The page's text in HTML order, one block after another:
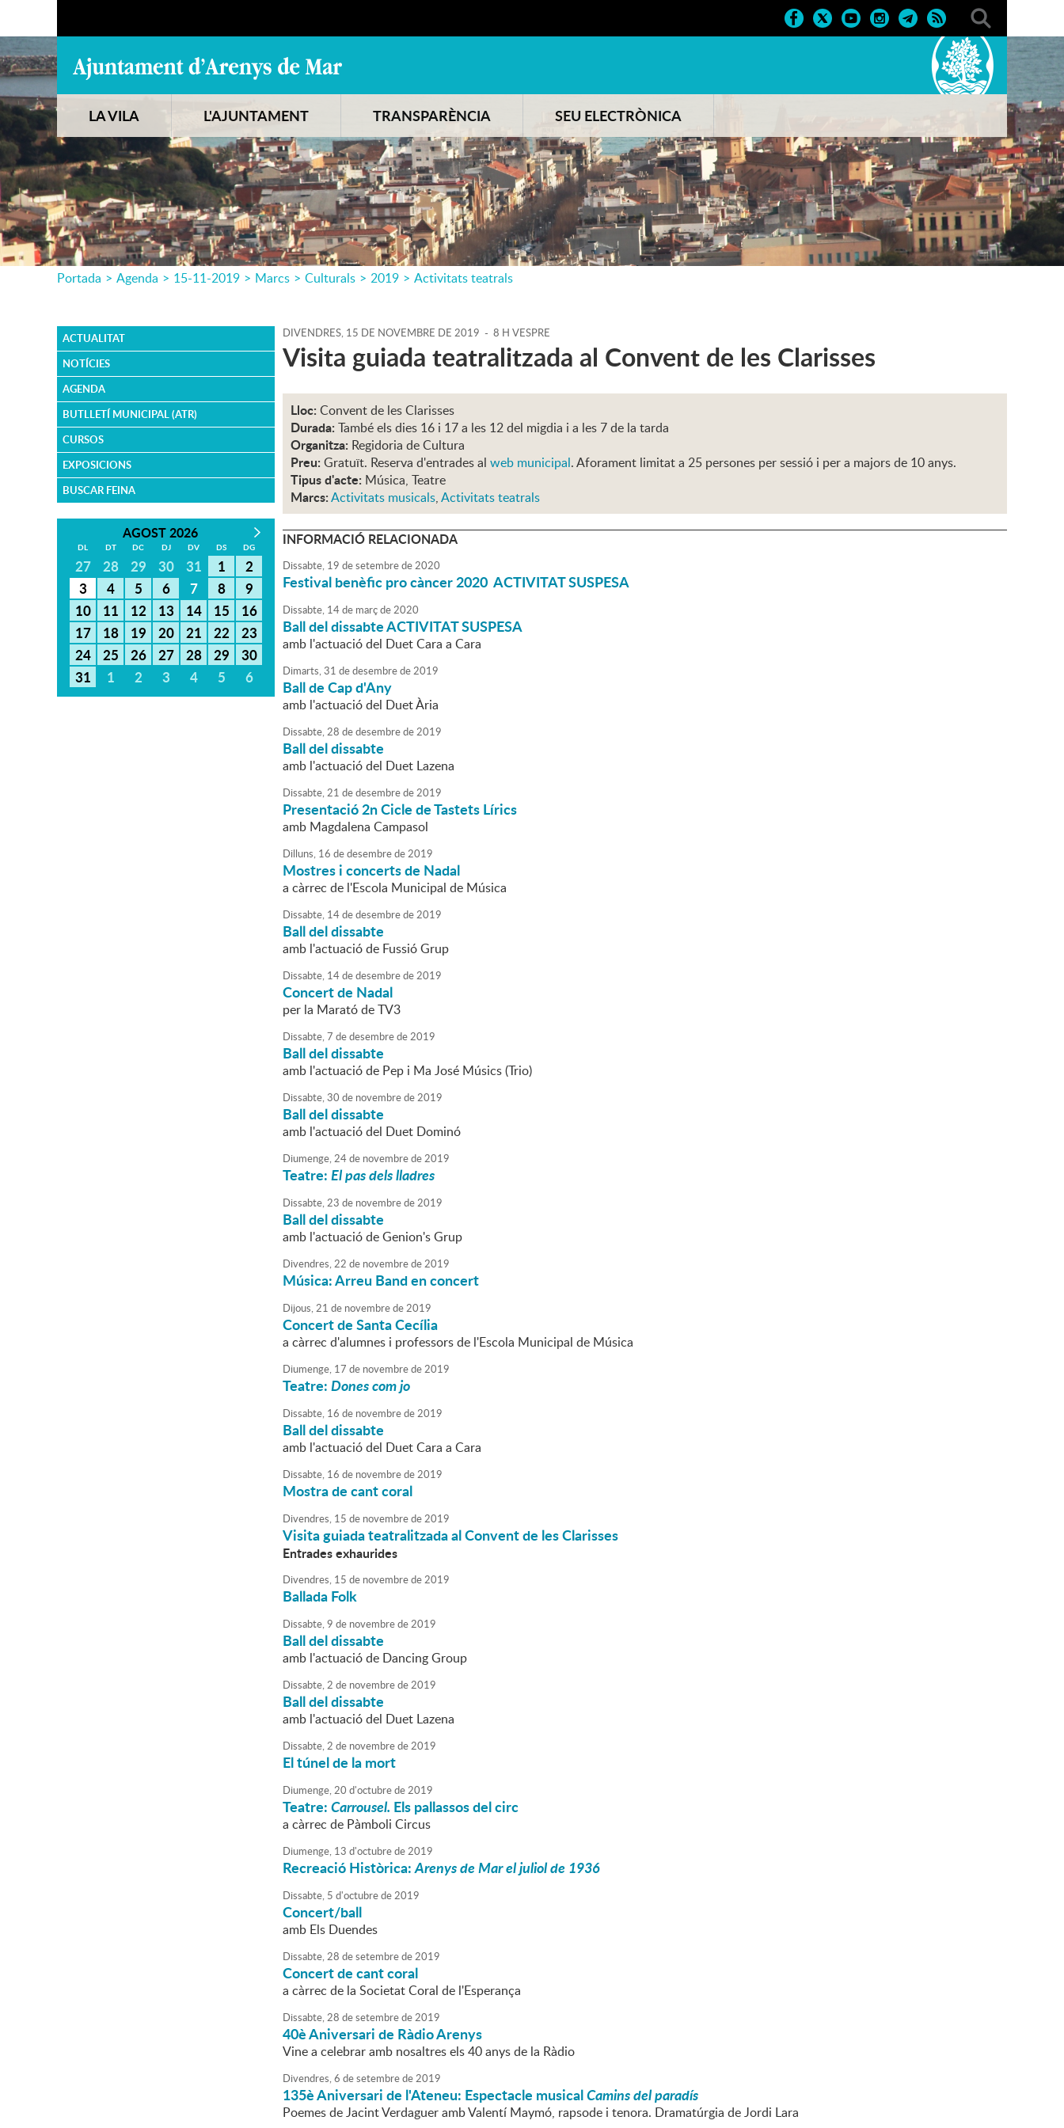
LA VILA L'AJUNTAMENT TRANSPARÈNCIA SEU ELECTRÒNICA
Portada > Agenda > 15-11-2019 > Marcs > Culturals > 2019 > Activitats teatrals
ACTUALITAT
NOTÍCIES
AGENDA
BUTLLETÍ MUNICIPAL (ATR)
CURSOS
EXPOSICIONS
BUSCAR FEINA
AGOST 2026
DL DT DC DJ DV DS DG
27 28 29 30 31 1
2
3
4 5 6 7 8
9
10
11 12 13 14 15
16
17
18 19 20 21 22
23
24
25 26 27 28 29
30
31
1 2 3 4 5 6
DIVENDRES, 15 DE NOVEMBRE DE 2019 - 8 H VESPRE
Visita guiada teatralitzada al Convent de les Clarisses
Lloc: Convent de les Clarisses
Durada: També els dies 16 i 17 a les 12 del migdia i a les 7 de la tarda
Organitza: Regidoria de Cultura
Preu: Gratuït. Reserva d'entrades al web municipal. Aforament limitat a 25 persones per sessió i per a majors de 10 anys.
Tipus d'acte: Música, Teatre
Marcs:Activitats musicals,Activitats teatrals
INFORMACIÓ RELACIONADA
Dissabte, 19 desetembrede2020
Festival benèfic pro càncer 2020 ACTIVITAT SUSPESA
Dissabte, 14de marçde2020
Ball del dissabte ACTIVITAT SUSPESA
amb l'actuació del Duet Cara a Cara
Dimarts,31 dedesembrede2019
Ball de Cap d'Any
amb l'actuació del Duet Ària
Dissabte,28 dedesembrede2019
Ball del dissabte
amb l'actuació del Duet Lazena
Dissabte,21 dedesembrede2019
Presentació 2n Cicle de Tastets Lírics
amb Magdalena Campasol
Dilluns, 16 dedesembrede2019
Mostres i concerts de Nadal
a càrrec de l'Escola Municipal de Música
Dissabte, 14dedesembrede2019
Ball del dissabte
amb l'actuació de Fussió Grup
Dissabte, 14dedesembrede2019
Concert de Nadal
per la Marató de TV3
Dissabte,7 dedesembrede2019
Ball del dissabte
amb l'actuació de Pep i Ma José Músics (Trio)
Dissabte,30 de novembrede2019
Ball del dissabte
amb l'actuació del Duet Dominó
Diumenge,24de novembrede2019
Teatre:El pas dels lladres
Dissabte,23 de novembrede2019
Ball del dissabte
amb l'actuació de Genion's Grup
Divendres,22 de novembrede2019
Música: Arreu Band en concert
Dijous,21 de novembrede2019
Concert de Santa Cecília
a càrrec d'alumnes i professors de l'Escola Municipal de Música
Diumenge, 17 de novembrede2019
Teatre:Dones com jo
Dissabte, 16 de novembrede2019
Ball del dissabte
amb l'actuació del Duet Cara a Cara
Dissabte, 16 de novembrede2019
Mostra de cant coral
Divendres, 15 de novembrede2019
Visita guiada teatralitzada al Convent de les Clarisses
Entrades exhaurides
Divendres, 15 de novembrede2019
Ballada Folk
Dissabte,9 de novembrede2019
Ball del dissabte
amb l'actuació de Dancing Group
Dissabte,2 de novembrede2019
Ball del dissabte
amb l'actuació del Duet Lazena
Dissabte,2 de novembrede2019
El túnel de la mort
Diumenge,20 d'octubrede2019
Teatre:Carrousel. Els pallassos del circ
a càrrec de Pàmboli Circus
Diumenge, 13 d'octubrede2019
Recreació Històrica:Arenys de Mar el juliol de 1936
Dissabte, 5 d'octubrede2019
Concert/ball
amb Els Duendes
Dissabte,28 desetembrede2019
Concert de cant coral
a càrrec de la Societat Coral de l'Esperança
Dissabte,28 desetembrede2019
40è Aniversari de Ràdio Arenys
Vine a celebrar amb nosaltres els 40 anys de la Ràdio
Divendres,6 desetembrede2019
135è Aniversari de l'Ateneu: Espectacle musicalCamins del paradís
Poemes de Jacint Verdaguer amb Valentí Maymó, rapsode i tenora. Dramatúrgia de Jordi Lara